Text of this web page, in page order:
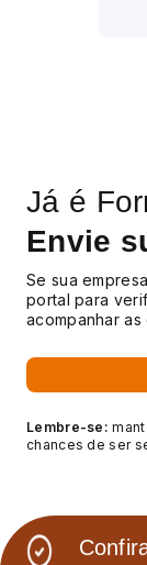
Já é
Envie
Se sua
portal para
acompanhar
Lembre-se:
chances de ser